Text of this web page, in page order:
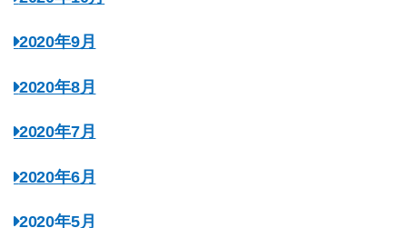
2020年9月
2020年8月
2020年7月
2020年6月
2020年5月